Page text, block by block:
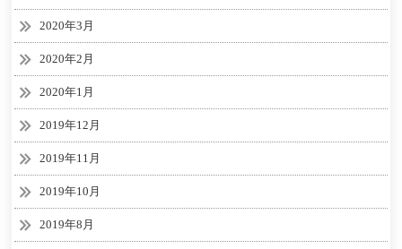
2020年3月
2020年2月
2020年1月
2019年12月
2019年11月
2019年10月
2019年8月